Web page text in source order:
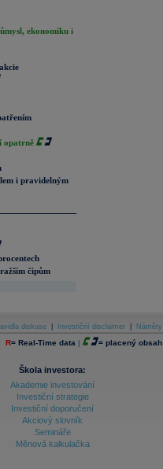
ekonomiku i
opatrně
i pravidelným
čipům
diskuse Investiční disclaimer Náměty
R= Real-Time data | = placený obsah
Škola investora:
Akademie investování
Investiční strategie
Investiční doporučení
Akciový slovník
Semináře
Měnová kalkulačka